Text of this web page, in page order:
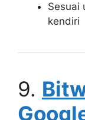
Sesuai
kendiri
9.